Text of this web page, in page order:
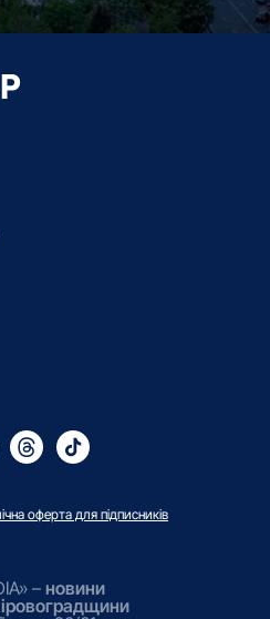
оферта для підписників
– новини